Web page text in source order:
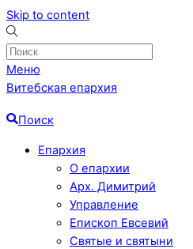
Skip to content
Меню
Витебская епархия
Поиск
Епархия
О епархии
Арх. Димитрий
Управление
Епископ Евсевий
Святые и святыни